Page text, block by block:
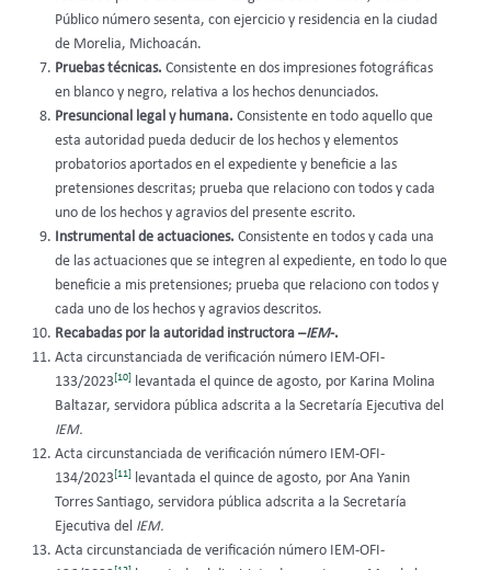
Público número sesenta, con ejercicio y residencia en la ciudad
de Morelia, Michoacán.
Pruebas técnicas. Consistente en dos impresiones fotográficas
en blanco y negro, relativa a los hechos denunciados.
Presuncional legal y humana. Consistente en todo aquello que
esta autoridad pueda deducir de los hechos y elementos
probatorios aportados en el expediente y beneficie a las
pretensiones descritas; prueba que relaciono con todos y cada
uno de los hechos y agravios del presente escrito.
Instrumental de actuaciones. Consistente en todos y cada una
de las actuaciones que se integren al expediente, en todo lo que
beneficie a mis pretensiones; prueba que relaciono con todos y
cada uno de los hechos y agravios descritos.
Recabadas por la autoridad instructora –IEM-.
Acta circunstanciada de verificación número IEM-OFI-
133/2023[10]
levantada el quince de agosto, por Karina Molina
Baltazar, servidora pública adscrita a la Secretaría Ejecutiva del
IEM.
Acta circunstanciada de verificación número IEM-OFI-
134/2023[11]
levantada el quince de agosto, por Ana Yanin
Torres Santiago, servidora pública adscrita a la Secretaría
Ejecutiva del IEM.
Acta circunstanciada de verificación número IEM-OFI-